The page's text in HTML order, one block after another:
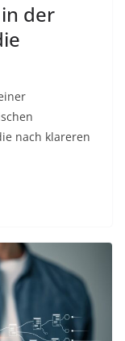
der
nach klareren